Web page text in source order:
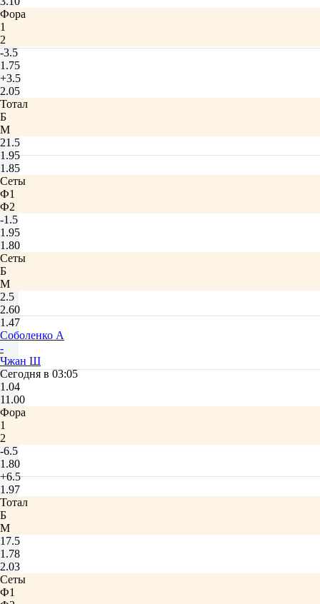
Фора
1
2
-3.5
1.75
+3.5
2.05
Тотал
Б
М
21.5
1.95
1.85
Сеты
Ф1
Ф2
-1.5
1.95
1.80
Сеты
Б
М
2.5
2.60
1.47
Соболенко А
-
Чжан Ш
Сегодня в 03:05
1.04
11.00
Фора
1
2
-6.5
1.80
+6.5
1.97
Тотал
Б
М
17.5
1.78
2.03
Сеты
Ф1